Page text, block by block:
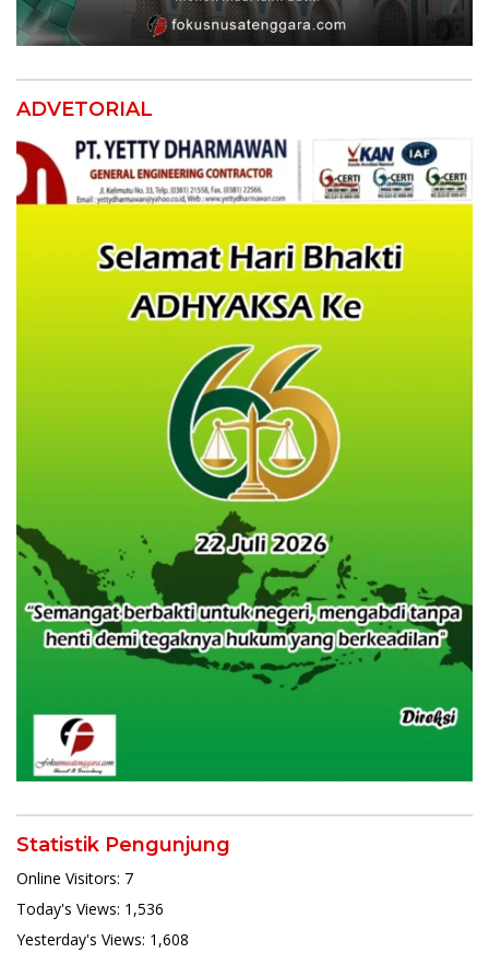
ADVETORIAL
Statistik Pengunjung
Online Visitors: 7
Today's Views: 1,536
Yesterday's Views: 1,608